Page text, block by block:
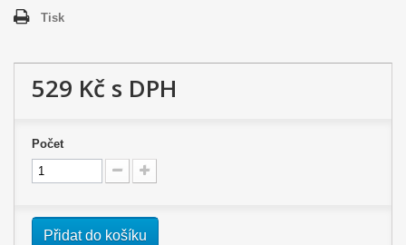
Tisk
529 Kč s DPH
Počet
Přidat do košíku